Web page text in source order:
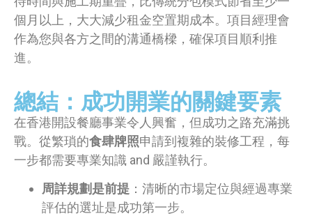
個月以上，大大減少租金空置期成本。項目經理會
作為您與各方之間的溝通橋樑，確保項目順利推
進。
總結：成功開業的關鍵要素
在香港開設餐廳事業令人興奮，但成功之路充滿挑
戰。從繁瑣的食肆牌照申請到複雜的裝修工程，每
一步都需要專業知識 and 嚴謹執行。
周詳規劃是前提 ：清晰的市場定位與經過專業
評估的選址是成功第一步。